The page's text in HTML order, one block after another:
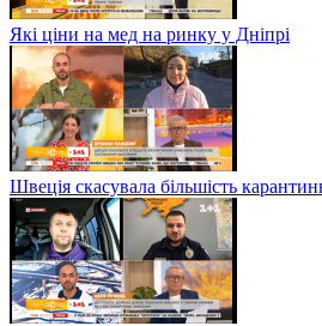
Які ціни на мед на ринку у Дніпрі
Швеція скасувала більшість